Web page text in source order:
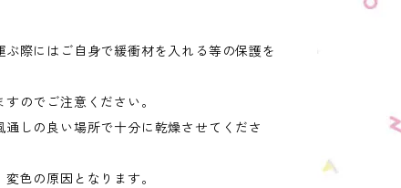
際にはご自身で緩衝材を入れる等の保護を
のでご注意ください。
しの良い場所で十分に乾燥させてくださ
色の原因となります。